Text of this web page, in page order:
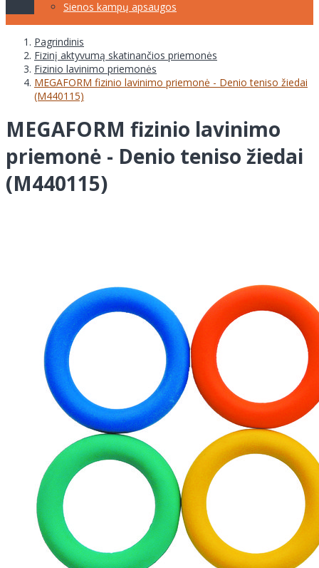
Sienos kampų apsaugos
Pagrindinis
Fizinį aktyvumą skatinančios priemonės
Fizinio lavinimo priemonės
MEGAFORM fizinio lavinimo priemonė - Denio teniso žiedai
(M440115)
MEGAFORM fizinio lavinimo
priemonė - Denio teniso žiedai
(M440115)